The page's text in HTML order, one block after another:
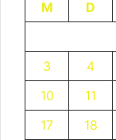
M
D
3
4
10
11
17
18